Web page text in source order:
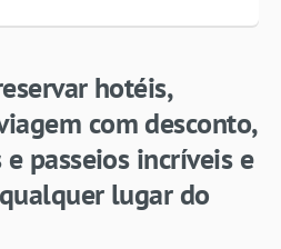
hotéis,
com desconto,
passeios incríveis e
lugar do